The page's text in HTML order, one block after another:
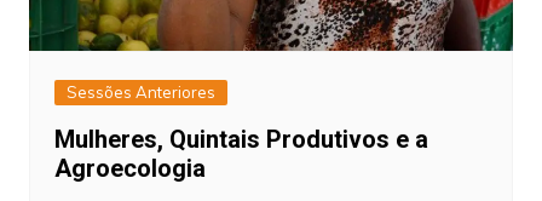
Sessões Anteriores
Mulheres, Quintais Produtivos e a
Agroecologia